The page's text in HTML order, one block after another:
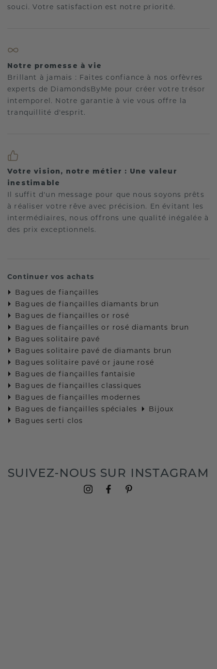
souci. Votre satisfaction est notre priorité.
Notre promesse à vie
Brillant à jamais : Faites confiance à nos orfèvres
experts de DiamondsByMe pour créer votre trésor
intemporel. Notre garantie à vie vous offre la
tranquillité d'esprit.
Votre vision, notre métier : Une valeur
inestimable
Il suffit d'un message pour que nous soyons prêts
à réaliser votre rêve avec précision. En évitant les
intermédiaires, nous offrons une qualité inégalée à
des prix exceptionnels.
Continuer vos achats
Bagues de fiançailles
Bagues de fiançailles diamants brun
Bagues de fiançailles or rosé
Bagues de fiançailles or rosé diamants brun
Bagues solitaire pavé
Bagues solitaire pavé de diamants brun
Bagues solitaire pavé or jaune rosé
Bagues de fiançailles fantaisie
Bagues de fiançailles classiques
Bagues de fiançailles modernes
Bagues de fiançailles spéciales
Bijoux
Bagues serti clos
SUIVEZ-NOUS SUR INSTAGRAM